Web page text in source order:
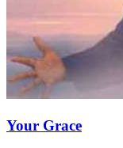
Your Grace